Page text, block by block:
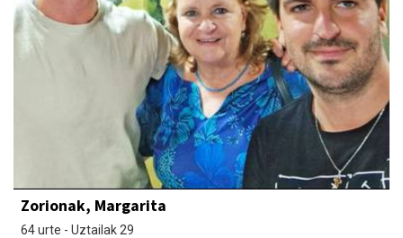
Zorionak, Margarita
64 urte - Uztailak 29